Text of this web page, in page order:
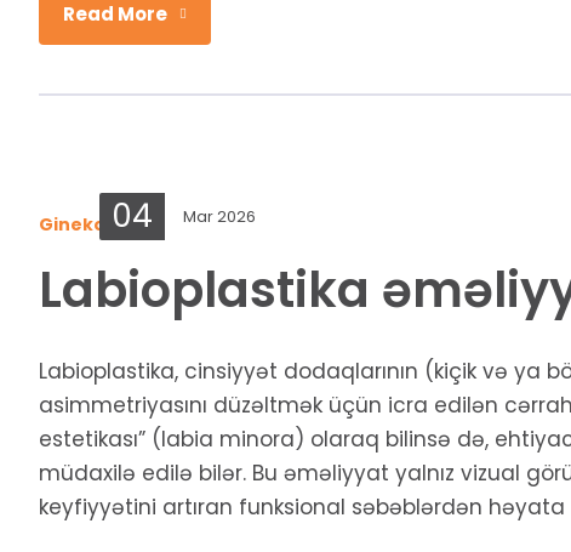
Read More
04 Mar 2026
Ginekologiya
Labioplastika
Labioplastika, cinsiyyət dodaqlarının (kiçik və ya
asimmetriyasını düzəltmək üçün icra edilən
estetikası” (labia minora) olaraq bilinsə də,
müdaxilə edilə bilər. Bu əməliyyat yalnız vizual
keyfiyyətini artıran funksional səbəblərdən həyata